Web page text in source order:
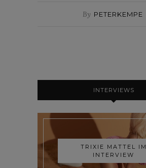
By PETERKEMPE
INTERVIEWS
TRIXIE MATTEL IM
INTERVIEW